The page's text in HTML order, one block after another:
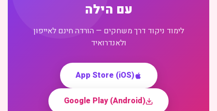
עם הילה
לימוד ניקוד דרך משחקים — הורדה חינם לאייפון
ולאנדרואיד
App Store (iOS)
Google Play (Android)